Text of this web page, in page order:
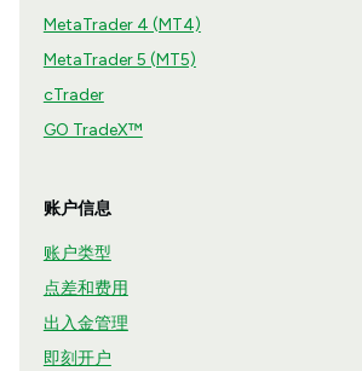
MetaTrader 4 (MT4)
MetaTrader 5 (MT5)
cTrader
GO TradeX™
账户信息
账户类型
点差和费用
出入金管理
即刻开户